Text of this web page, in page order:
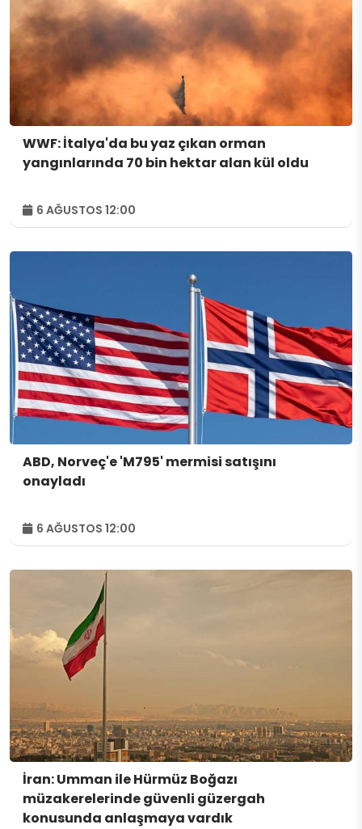
WWF: İtalya'da bu yaz çıkan orman
yangınlarında 70 bin hektar alan kül oldu
6 AĞUSTOS 12:00
ABD, Norveç'e 'M795' mermisi satışını
onayladı
6 AĞUSTOS 12:00
İran: Umman ile Hürmüz Boğazı
müzakerelerinde güvenli güzergah
konusunda anlaşmaya vardık